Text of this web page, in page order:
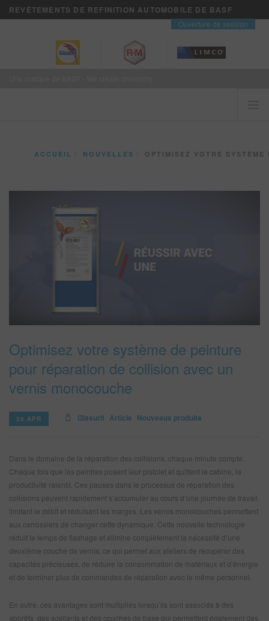
REVÊTEMENTS DE REFINITION AUTOMOBILE DE BASF
Ouverture de session
LES CLIENTS VIENNENT EN PREMIER
PANIER D'ARTICLES
FRA
ACCUEIL NOUVELLES OPTIMISEZ VOTRE SYSTÈME DE
Optimisez votre système de peinture
pour réparation de collision avec un
vernis monocouche
28 APR Glasurit Article Nouveaux produits
Dans le domaine de la réparation des collisions, chaque minute compte.
Chaque fois que les peintres posent leur pistolet et quittent la cabine, la
productivité ralentit. Ces pauses dans le processus de réparation des
collisions peuvent rapidement s’accumuler au cours d’une journée de travail,
limitant le débit et réduisant les marges. Les vernis monocouches permettent
aux carrossiers de changer cette dynamique. Cette nouvelle technologie
réduit le temps de flashage et élimine complètement la nécessité d’une
deuxième couche de vernis, ce qui permet aux ateliers de récupérer des
capacités précieuses, de réduire la consommation de matériaux et d’énergie
et de terminer plus de commandes de réparation avec le même personnel.
En outre, ces avantages sont multipliés lorsqu’ils sont associés à des
apprêts, des scellants et des couches de base qui permettent également des